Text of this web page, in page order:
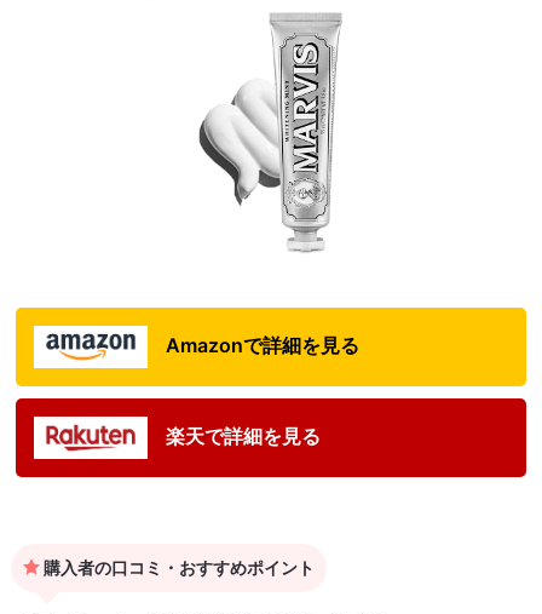
Amazonで詳細を見る
楽天で詳細を見る
購入者の口コミ・おすすめポイント